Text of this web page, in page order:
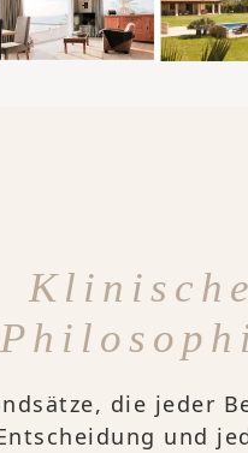
Klinische
die jeder
und